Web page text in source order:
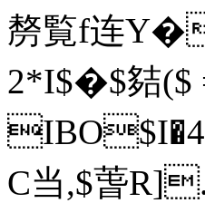
剺覧f连Y�
2*I$�$夡
IBO$I�4
C当,$萅